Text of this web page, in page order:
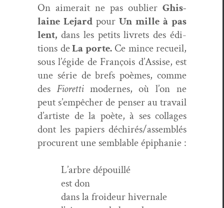
On aimerait ne pas oubli­er Ghis­
laine Lejard pour Un mille à pas
lent, dans les petits livrets des édi­
tions deLa porte.Ce mince recueil,
sous l’égide de François d’As­sise, est
une série de brefs poèmes, comme
des Fioret­ti mod­ernes, où l’on ne
peut s’empêcher de penser au tra­vail
d’artiste de la poète, à ses col­lages
dont les papiers déchirés/assemblés
pro­curent une sem­blable épiphanie :
L’ar­bre dépouillé
est don
dans la froideur hivernale